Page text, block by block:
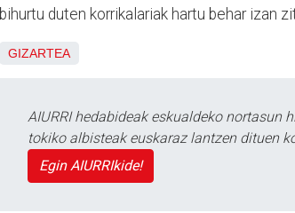
bihurtu duten korrikalariak hartu behar izan
GIZARTEA
AIURRI hedabideak eskualdeko nortasun
tokiko albisteak euskaraz lantzen dituen
Egin AIURRIkide!